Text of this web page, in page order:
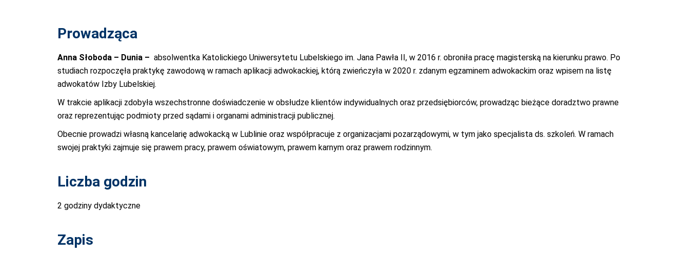
Prowadząca
Anna Słoboda – Dunia – absolwentka Katolickiego Uniwersytetu Lubelskiego im. Jana Pawła II, w 2016 r. obroniła pracę magisterską na kierunku prawo. Po
studiach rozpoczęła praktykę zawodową w ramach aplikacji adwokackiej, którą zwieńczyła w 2020 r. zdanym egzaminem adwokackim oraz wpisem na listę
adwokatów Izby Lubelskiej.
W trakcie aplikacji zdobyła wszechstronne doświadczenie w obsłudze klientów indywidualnych oraz przedsiębiorców, prowadząc bieżące doradztwo prawne
oraz reprezentując podmioty przed sądami i organami administracji publicznej.
Obecnie prowadzi własną kancelarię adwokacką w Lublinie oraz współpracuje z organizacjami pozarządowymi, w tym jako specjalista ds. szkoleń. W ramach
swojej praktyki zajmuje się prawem pracy, prawem oświatowym, prawem karnym oraz prawem rodzinnym.
Liczba godzin
2 godziny dydaktyczne
Zapis